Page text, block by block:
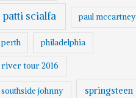
patti scialfa paul mccartney
perth philadelphia
river tour 2016
southside johnny springsteen